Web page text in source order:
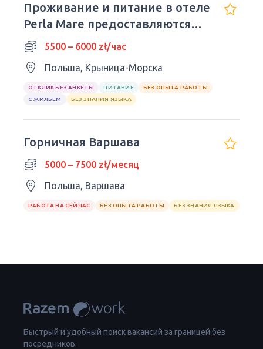
Проживание и питание в отеле
Perla Mare предоставляются
бесплатно.
5500 – 6000 zł/час
Польша, Крыница-Морска
ОТКЛИК БЕЗ АНКЕТЫ ПИТАНИЕ
БЕЗ ОПЫТА РАБОТЫ
С ЖИЛЬЕМ
БЕЗ ЗНАНИЯ ЯЗЫКА
Горничная Варшава
5000 – 7500 zł/месяц
Польша, Варшава
РАБОТА НА СЕЙЧАС БЕЗ ОПЫТА РАБОТЫ БЕЗ ЗНАНИЯ ЯЗЫКА
Быстрый и удобный поиск вакансий за границей без
посредников.